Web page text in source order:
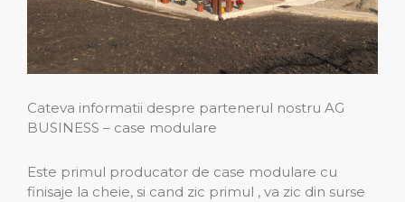
Cateva informatii despre partenerul nostru AG
BUSINESS – case modulare
Este primul producator de case modulare cu
finisaje la cheie, si cand zic primul , va zic din surse